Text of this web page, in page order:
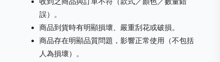
誤）。
商品到貨時有明顯損壞、嚴重刮花或破損。
商品存在明顯品質問題，影響正常使用（不包括
人為損壞）。